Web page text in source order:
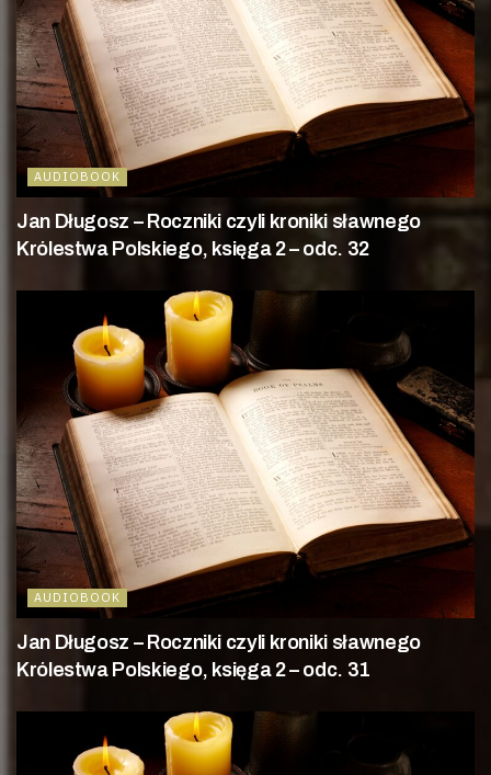
AUDIOBOOK
Jan Długosz – Roczniki czyli kroniki sławnego
Królestwa Polskiego, księga 2 – odc. 32
AUDIOBOOK
Jan Długosz – Roczniki czyli kroniki sławnego
Królestwa Polskiego, księga 2 – odc. 31